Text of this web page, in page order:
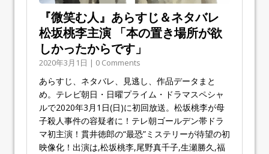
『微笑む人』あらすじ＆ネタバレ
松坂桃李主演 「本の置き場所が欲
しかったからです」
2020年3月1日 | 0 Comments
あらすじ、ネタバレ、見逃し、作品データまと
め。テレビ朝日・日曜プライム・ドラマスペシャ
ルで2020年3月1日(日)に初回放送。松坂桃李が母
子殺人事件の容疑者に！テレ朝ゴールデン帯ドラ
マ初主演！貫井徳郎の“最恐”ミステリーが待望の初
映像化！出演は,松坂桃李,尾野真千子,生瀬勝久,福